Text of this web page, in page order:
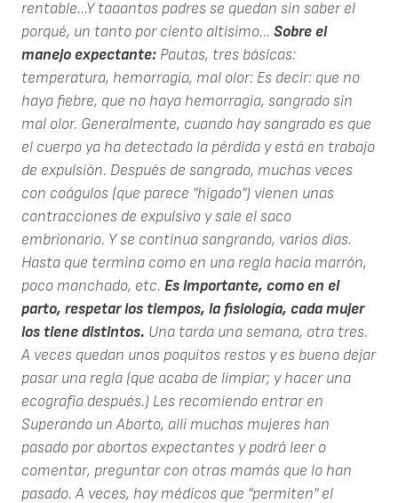
rentable...Y taaantos padres se quedan sin saber el
porqué, un tanto por ciento altísimo... Sobre el
manejo expectante: Pautas, tres básicas:
temperatura, hemorragia, mal olor: Es decir: que no
haya fiebre, que no haya hemorragia, sangrado sin
mal olor. Generalmente, cuando hay sangrado es que
el cuerpo ya ha detectado la pérdida y está en trabajo
de expulsión. Después de sangrado, muchas veces
con coágulos (que parece "hígado") vienen unas
contracciones de expulsivo y sale el saco
embrionario. Y se continua sangrando, varios días.
Hasta que termina como en una regla hacia marrón,
poco manchado, etc. Es importante, como en el
parto, respetar los tiempos, la fisiología, cada mujer
los tiene distintos. Una tarda una semana, otra tres.
A veces quedan unos poquitos restos y es bueno dejar
pasar una regla (que acaba de limpiar; y hacer una
ecografía después.) Les recomiendo entrar en
Superando un Aborto, allí muchas mujeres han
pasado por abortos expectantes y podrá leer o
comentar, preguntar con otras mamás que lo han
pasado. A veces, hay médicos que "permiten" el